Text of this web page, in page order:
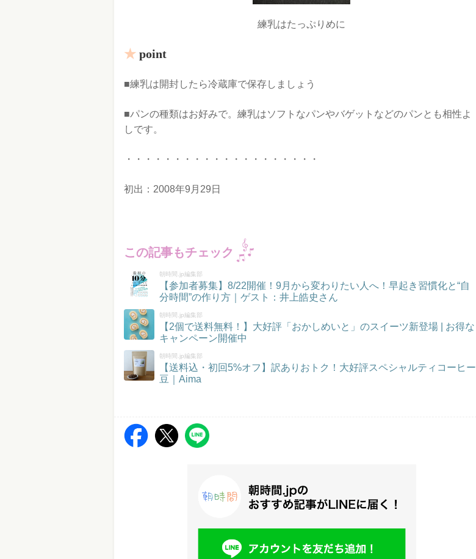
練乳はたっぷりめに
point
■練乳は開封したら冷蔵庫で保存しましょう
■パンの種類はお好みで。練乳はソフトなパンやバゲットなどのパンとも相性よ
しです。
・・・・・・・・・・・・・・・・・・・・
初出：2008年9月29日
この記事もチェック
朝時間.jp編集部
【参加者募集】8/22開催！9月から変わりたい人へ！早起き習慣化と“自
分時間”の作り方｜ゲスト：井上皓史さん
朝時間.jp編集部
【2個で送料無料！】大好評「おかしめいと」のスイーツ新登場 | お得な
キャンペーン開催中
朝時間.jp編集部
【送料込・初回5%オフ】訳ありおトク！大好評スペシャルティコーヒー
豆｜Aima